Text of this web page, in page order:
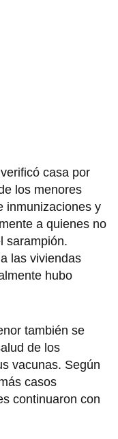
casa por
los menores
inmunizaciones y
a quienes no
sarampión.
las viviendas
hubo
también se
de los
vacunas. Según
casos
continuaron con